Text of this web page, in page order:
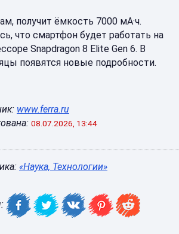
получит ёмкость 7000 мА·ч.
что смартфон будет работать на
Snapdragon 8 Elite Gen 6. В
появятся новые подробности.
www.ferra.ru
08.07.2026, 13:44
«Наука, Технологии»